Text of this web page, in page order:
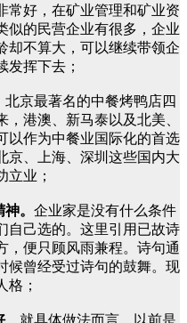
常好，在矿业管理和矿业资
似的民营企业有很多，企业
却不算大，可以继续带领企
发挥下去；
北京最著名的中餐烤鸭店四
港澳、新马泰以及北美、
以作为中餐业国际化的首选
京、上海、深圳这些国内大
立业；
。 企业家是没有什么条件
自己选的。这里引用已故诗
，便只顾风雨兼程。诗句通
候曾经受过诗句的鼓舞。现
格；
。就具体做法而言，以前是